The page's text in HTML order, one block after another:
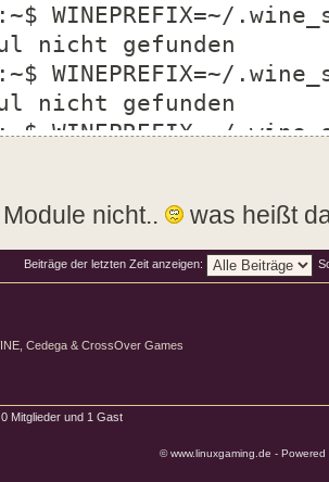
WINEPREFIX=~/
nicht gefunden
WINEPREFIX=~/
nicht gefunden
WINEPREFIX=~/
cd
drive_c/Programme/
Sporebin
drive_c/
Sporebin: No such
nicht gefunden
nicht.. was heißt
Beiträge der letzten Zeit anzeigen:
Cedega & CrossOver Games
Mitglieder und 1 Gast
© www.linuxgaming.de -